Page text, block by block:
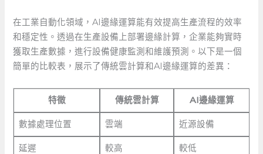
在工業自動化領域，AI邊緣運算能有效提高生產流程的效率
和穩定性。透過在生產設備上部署邊緣計算，企業能夠實時
獲取生產數據，進行設備健康監測和維護預測。以下是一個
簡單的比較表，展示了傳統雲計算和AI邊緣運算的差異：
特徵 傳統雲計算 AI邊緣運算
數據處理位置 雲端 近源設備
延遲 較高 較低